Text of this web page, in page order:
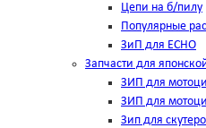
Цепи на б/пилу
Популярные
ЗиП для ЕСНО
Запчасти для
ЗИП для
ЗИП для
Зип для